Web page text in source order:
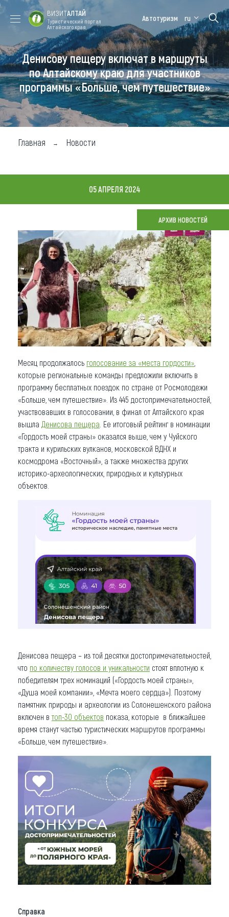
Форум VISIT
ALTAI
Цветение
маральника
Медицинский
форум
Алтайская
зимовка
Туры
Где побывать
Чем заняться
Карта
Что привезти (сувениры)
О регионе
Коллекция впечатлений
Другие рубрики
ВИЗИТАЛТАЙ
Туристический портал
Алтайского края
Автотуризм ru
Денисову пещеру включат в маршруты
по Алтайскому краю для участников
программы «Больше, чем путешествие»
Главная Новости
05 АПРЕЛЯ 2024
АРХИВ НОВОСТЕЙ
Месяц продолжалось голосование за «места гордости»
которые региональные команды предложили включить в
программу бесплатных поездок по стране от Росмолодежи
«Больше, чем путешествие». Из 445 достопримечательностей,
участвовавших в голосовании, в финал от Алтайского края
вышла Денисова пещера . Ее итоговый рейтинг в номинации
«Гордость моей страны» оказался выше, чем у Чуйского
тракта и курильских вулканов, московской ВДНХ и
космодрома «Восточный», а также множества других
историко-археологических, природных и культурных
объектов.
Денисова пещера – из той десятки достопримечательностей,
что по количеству голосов и уникальности стоят вплотную к
победителям трех номинаций («Гордость моей страны»,
«Душа моей компании», «Мечта моего сердца»). Поэтому
памятник природы и археологии из Солонешенского района
включен в топ-30 объектов показа, которые в ближайшее
время станут частью туристических маршрутов программы
«Больше, чем путешествие».
Справка